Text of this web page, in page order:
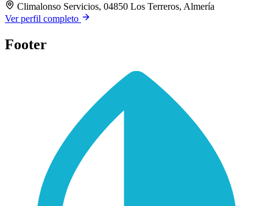
Climalonso Servicios, 04850 Los Terreros, Almería
Ver perfil completo
Footer